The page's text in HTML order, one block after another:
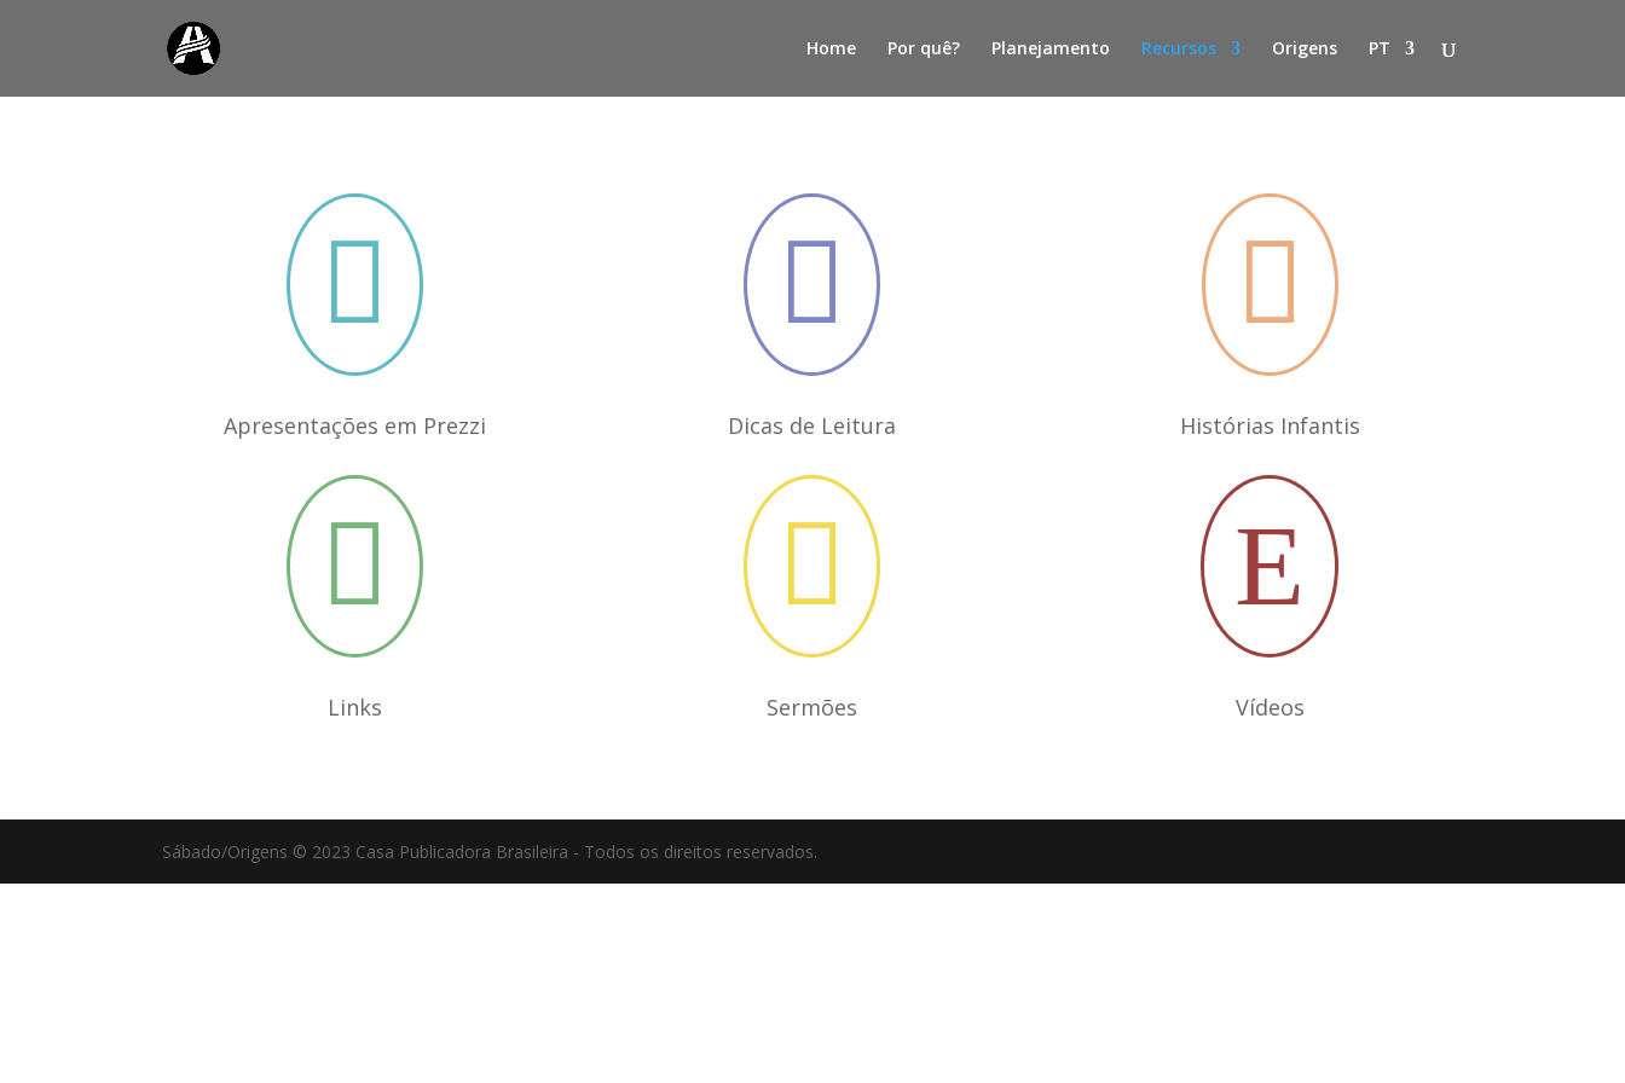
Home Por quê? Planejamento Recursos Origens PT

Apresentações em Prezzi

Links

Dicas de Leitura

Sermões

Histórias Infantis
E
Vídeos
Sábado/Origens © 2023 Casa Publicadora Brasileira - Todos os direitos reservados.